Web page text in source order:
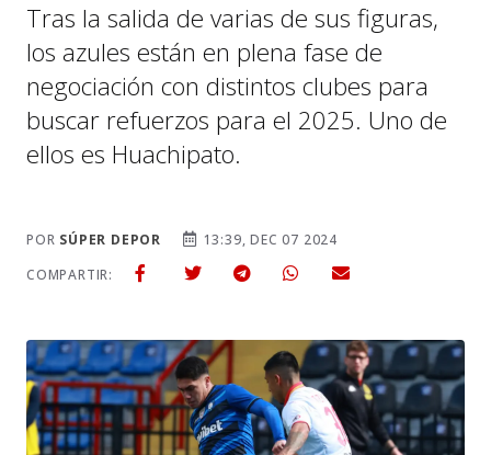
Tras la salida de varias de sus figuras,
los azules están en plena fase de
negociación con distintos clubes para
buscar refuerzos para el 2025. Uno de
ellos es Huachipato.
POR SÚPER DEPOR
13:39, DEC 07 2024
COMPARTIR: